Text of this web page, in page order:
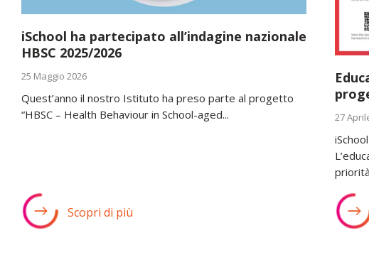
iSchool ha partecipato all’indagine nazionale
HBSC 2025/2026
25 Maggio 2026
Quest’anno il nostro Istituto ha preso parte al progetto
“HBSC – Health Behaviour in School-aged...
Scopri di più
27